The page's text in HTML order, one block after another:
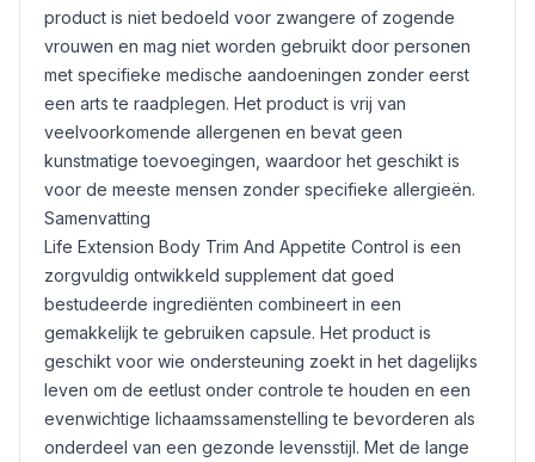
product is niet bedoeld voor zwangere of zogende
vrouwen en mag niet worden gebruikt door personen
met specifieke medische aandoeningen zonder eerst
een arts te raadplegen. Het product is vrij van
veelvoorkomende allergenen en bevat geen
kunstmatige toevoegingen, waardoor het geschikt is
voor de meeste mensen zonder specifieke allergieën.
Samenvatting
Life Extension Body Trim And Appetite Control is een
zorgvuldig ontwikkeld supplement dat goed
bestudeerde ingrediënten combineert in een
gemakkelijk te gebruiken capsule. Het product is
geschikt voor wie ondersteuning zoekt in het dagelijks
leven om de eetlust onder controle te houden en een
evenwichtige lichaamssamenstelling te bevorderen als
onderdeel van een gezonde levensstijl. Met de lange